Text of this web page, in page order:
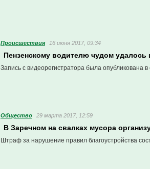
Проиcшествия 16 июня 2017, 09:34
Пензенскому водителю чудом
Запись с видеорегистратора была опубликована в
Общество 29 марта 2017, 12:59
В Заречном на свалках мусора
Штраф за нарушение правил благоустройства